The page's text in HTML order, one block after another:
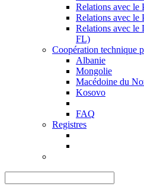
Relations avec le
Relations avec le
Relations avec le
FL)
Coopération technique
Albanie
Mongolie
Macédoine du
Kosovo
FAQ
Registres